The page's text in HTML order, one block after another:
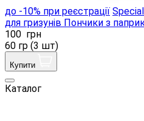
до -10% при реєстрації
для гризунів Пончики з
100 грн
60 гр (3 шт)
Купити
Каталог